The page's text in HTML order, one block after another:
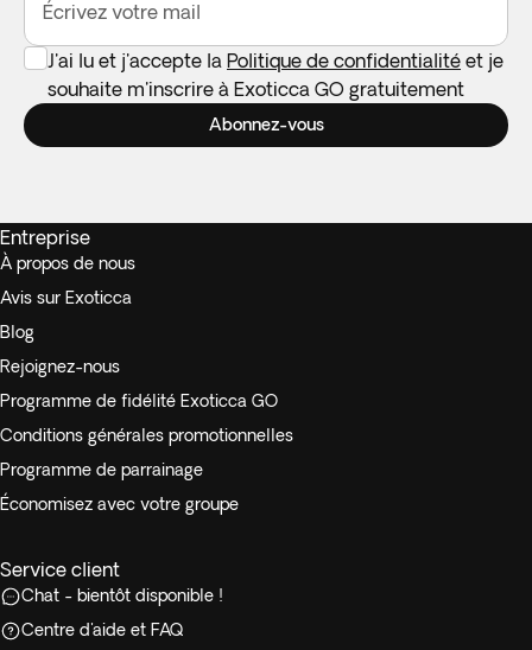
Écrivez votre mail
J'ai lu et j'accepte la Politique de confidentialité et je
souhaite m'inscrire à Exoticca GO gratuitement
Abonnez-vous
Entreprise
À propos de nous
Avis sur Exoticca
Blog
Rejoignez-nous
Programme de fidélité Exoticca GO
Conditions générales promotionnelles
Programme de parrainage
Économisez avec votre groupe
Service client
Chat - bientôt disponible !
Centre d'aide et FAQ